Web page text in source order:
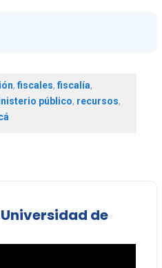
, fiscales, fiscalía,
público, recursos,
de